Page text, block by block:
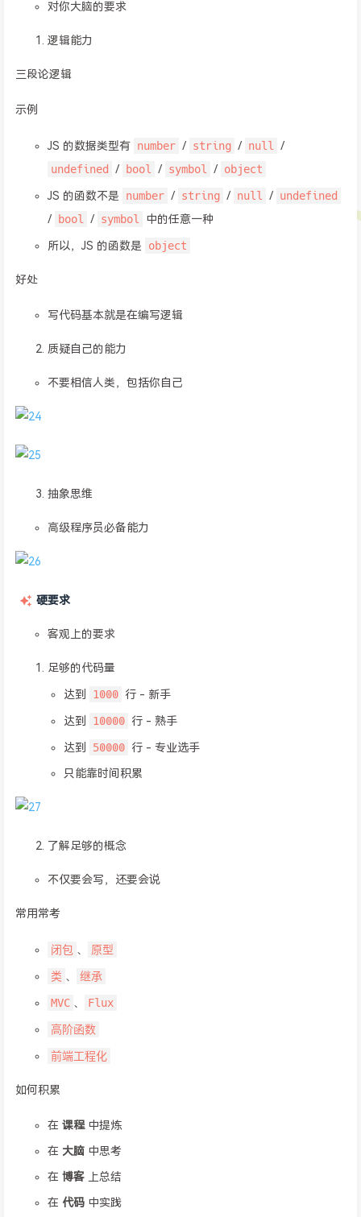
对你大脑的要求
逻辑能力
三段论逻辑
示例
JS 的数据类型有 number / string / null /
undefined / bool / symbol / object
JS 的函数不是 number / string / null / undefined
/ bool / symbol 中的任意一种
所以，JS 的函数是 object
好处
写代码基本就是在编写逻辑
质疑自己的能力
不要相信人类，包括你自己
抽象思维
高级程序员必备能力
硬要求
客观上的要求
足够的代码量
达到 1000 行 - 新手
达到 10000 行 - 熟手
达到 50000 行 - 专业选手
只能靠时间积累
了解足够的概念
不仅要会写，还要会说
常用常考
闭包 、 原型
类 、 继承
MVC 、 Flux
高阶函数
前端工程化
如何积累
在 课程中提炼
在 大脑 中思考
在 博客 上总结
在 代码 中实践